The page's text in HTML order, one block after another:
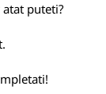
puteti?